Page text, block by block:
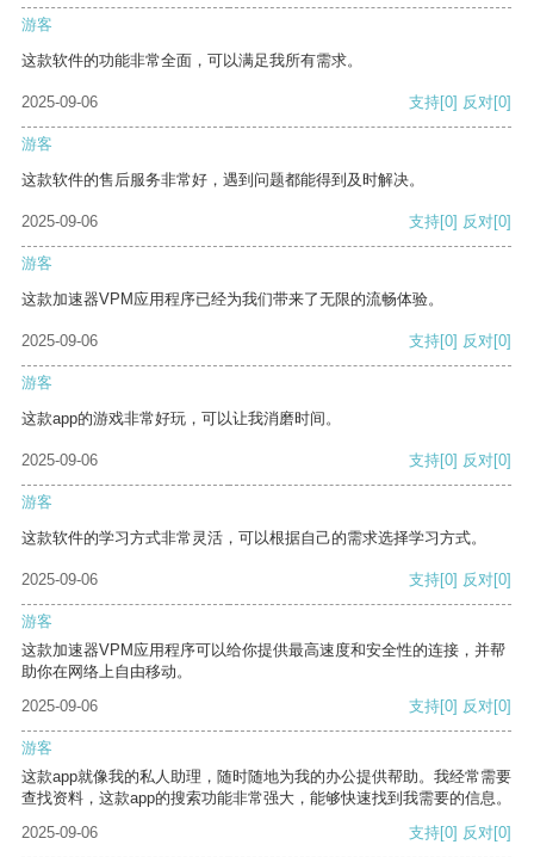
游客
这款软件的功能非常全面，可以满足我所有需求。
2025-09-06 支持[0] 反对[0]
游客
这款软件的售后服务非常好，遇到问题都能得到及时解决。
2025-09-06 支持[0] 反对[0]
游客
这款加速器VPM应用程序已经为我们带来了无限的流畅体验。
2025-09-06 支持[0] 反对[0]
游客
这款app的游戏非常好玩，可以让我消磨时间。
2025-09-06 支持[0] 反对[0]
游客
这款软件的学习方式非常灵活，可以根据自己的需求选择学习方式。
2025-09-06 支持[0] 反对[0]
游客
这款加速器VPM应用程序可以给你提供最高速度和安全性的连接，并帮
助你在网络上自由移动。
2025-09-06
支持[0] 反对[0]
游客
这款app就像我的私人助理，随时随地为我的办公提供帮助。我经常需要
查找资料，这款app的搜索功能非常强大，能够快速找到我需要的信息。
2025-09-06
支持[0] 反对[0]